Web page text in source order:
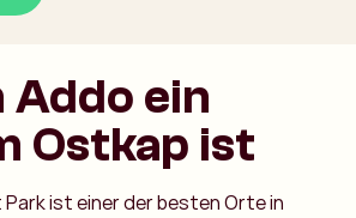
ein
Ostkap ist
ist einer der besten Orte in